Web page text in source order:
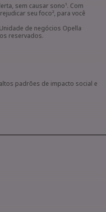
sem causar sono¹. Com
seu foco², para você
de negócios Opella
reservados.
padrões de impacto social e